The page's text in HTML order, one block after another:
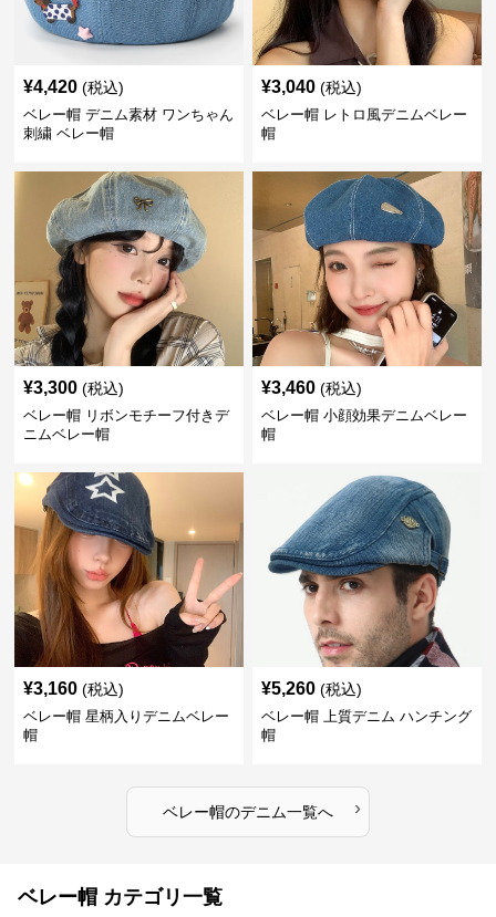
¥4,420 (税込)
ベレー帽 デニム素材 ワンちゃん
刺繍 ベレー帽
¥3,040 (税込)
ベレー帽 レトロ風デニムベレー
帽
¥3,300 (税込)
ベレー帽 リボンモチーフ付きデ
ニムベレー帽
¥3,460 (税込)
ベレー帽 小顔効果デニムベレー
帽
¥3,160 (税込)
ベレー帽 星柄入りデニムベレー
帽
¥5,260 (税込)
ベレー帽 上質デニム ハンチング
帽
ベレー帽のデニム一覧へ ›
ベレー帽 カテゴリ一覧